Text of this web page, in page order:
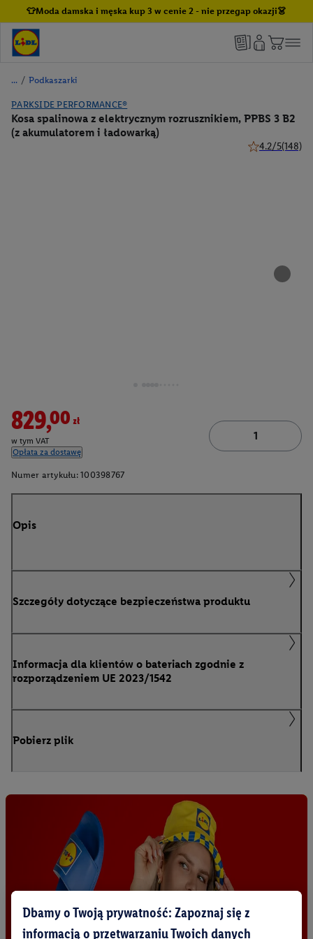
👕Moda damska i męska kup 3 w cenie 2 - nie przegap okazji👗
/ Podkaszarki
PARKSIDE PERFORMANCE®
Kosa spalinowa z elektrycznym rozrusznikiem, PPBS 3 B2
(z akumulatorem i ładowarką)
4.2/5(148)
829,00zł
w tym VAT
Opłata za dostawę
Numer artykułu: 100398767
Opis
Szczegóły dotyczące bezpieczeństwa produktu
Informacja dla klientów o bateriach zgodnie z
rozporządzeniem UE 2023/1542
Pobierz plik
Dbamy o Twoją prywatność: Zapoznaj się z
informacją o przetwarzaniu Twoich danych